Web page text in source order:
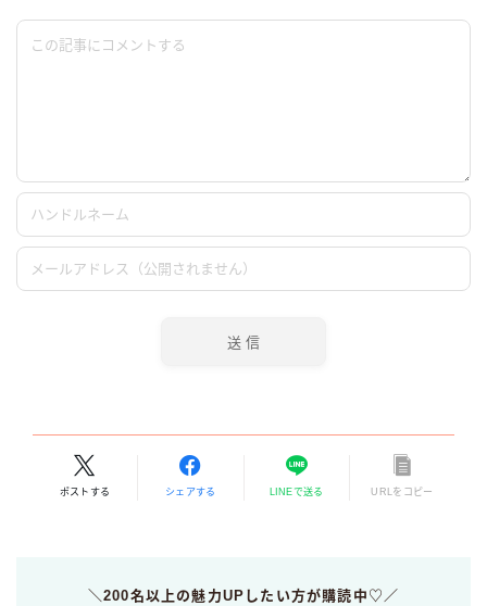
ポストする シェアする LINEで送る URLをコピー
＼200名以上の魅力UPしたい方が購読中♡／